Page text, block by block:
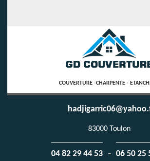
COUVERTURE -CHARPENTE -
83000 Toulon
04 82 29 44 53 - 06 50 25